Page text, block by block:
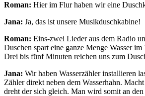
Roman: Hier im Flur haben wir eine
Jana: Ja, das ist unsere Musikduschkabine!
Roman: Eins-zwei Lieder aus dem Radio
Duschen spart eine ganze Menge Wasser
Drei bis fünf Minuten reichen uns zum
Jana: Wir haben Wasserzähler installieren
Zähler direkt neben dem Wasserhahn. Macht
dreht der sich gleich. Man wird somit an den